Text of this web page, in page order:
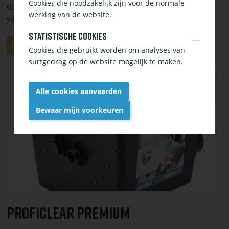
doorstroomfilter met automatische afscheiding van grove
vuildeeltjes waardoor u minder
€ 1.629,95 Aantal Aan
winkelwagen
toevoegen
ProfiClear Premium
ProfiClear
Premium
Trommelfilter
gepompt
Cookies die noodzakelijk zijn voor de normale
werking van de website.
Statistische cookies
Cookies die gebruikt worden om analyses van
surfgedrag op de website mogelijk te maken.
Alle cookies aanvaarden
Bewaar mijn voorkeuren
consent